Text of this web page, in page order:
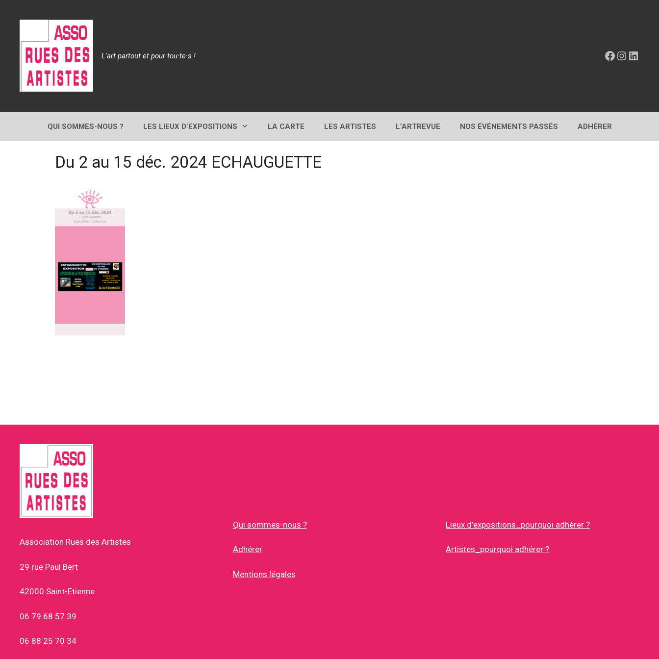
L'art partout et pour tou·te·s ! Facebook
QUI SOMMES-NOUS ? LES LIEUX D’EXPOSITIONS LA CARTE LES ARTISTES L’ARTREVUE NOS ÉVÉNEMENTS PASSÉS ADHÉRER
Du 2 au 15 déc. 2024 ECHAUGUETTE
Association Rues des Artistes
29 rue Paul Bert
42000 Saint-Etienne
06 79 68 57 39
06 88 25 70 34
Qui sommes-nous ?
Adhérer
Mentions légales
Lieux d’expositions_pourquoi adhérer ?
Artistes_pourquoi adhérer ?